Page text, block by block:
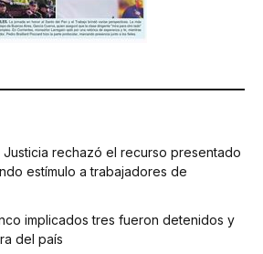
rechazó el recurso presentado
estímulo a trabajadores de
implicados tres fueron detenidos y
del país